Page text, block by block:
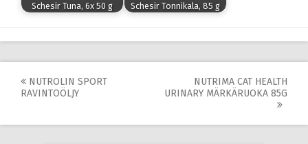
Schesir Tuna, 6x 50 g Schesir Tonnikala, 85 g
Post
navigation
NUTROLIN SPORT
RAVINTOÖLJY
NUTRIMA CAT HEALTH
URINARY MÄRKÄRUOKA 85G